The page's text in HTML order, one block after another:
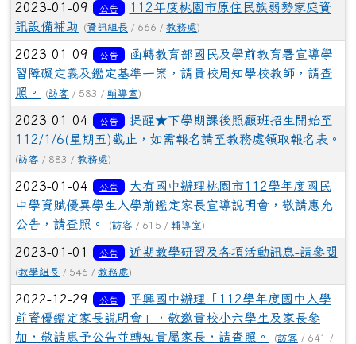
2023-01-09 公告
112年度桃園市原住民族弱勢家庭資
訊設備補助
(資訊組長 / 666 / 教務處)
2023-01-09 公告
函轉教育部國民及學前教育署宣導學
習障礙定義及鑑定基準一案，請貴校周知學校教師，請查
照。
(訪客 / 583 / 輔導室)
2023-01-04 公告
提醒★下學期課後照顧班招生開始至
112/1/6(星期五)截止，如需報名請至教務處領取報名表。
(訪客 / 883 / 教務處)
2023-01-04 公告
大有國中辦理桃園市112學年度國民
中學資賦優異學生入學前鑑定家長宣導說明會，敬請惠允
公告，請查照。
(訪客 / 615 / 輔導室)
2023-01-01 公告 近期教學研習及各項活動訊息-請參閱
(教學組長 / 546 / 教務處)
2022-12-29 公告
平興國中辦理「112學年度國中入學
前資優鑑定家長說明會」，敬邀貴校小六學生及家長參
加，敬請惠予公告並轉知貴屬家長，請查照。
(訪客 / 641 /